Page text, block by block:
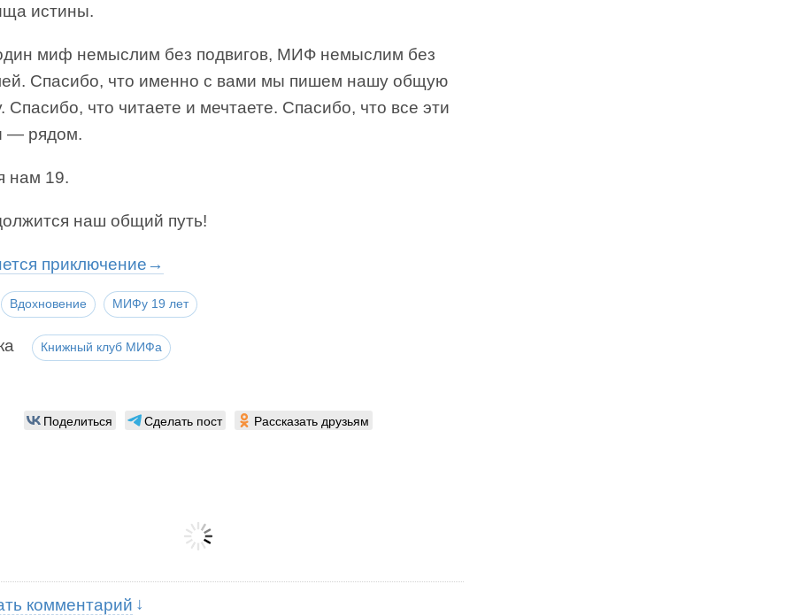
истины.
миф немыслим без подвигов, МИФ немыслим без
Спасибо, что именно с вами мы пишем нашу общую
Спасибо, что читаете и мечтаете. Спасибо, что все эти
— рядом.
нам 19.
наш общий путь!
приключение→
Вдохновение МИФу 19 лет
Книжный клуб МИФа
Поделиться Сделать пост Рассказать друзьям
комментарий